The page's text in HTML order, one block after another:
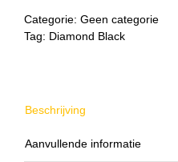
Categorie: Geen categorie
Tag: Diamond Black
Beschrijving
Aanvullende informatie